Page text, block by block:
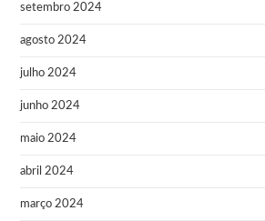
setembro 2024
agosto 2024
julho 2024
junho 2024
maio 2024
abril 2024
março 2024